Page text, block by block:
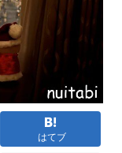
はてブ